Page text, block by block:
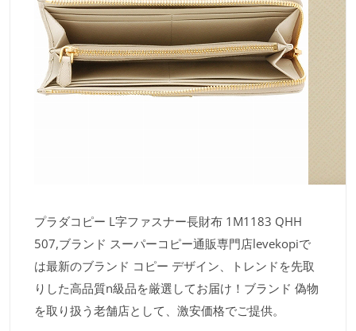
プラダコピー L字ファスナー長財布 1M1183 QHH
507,ブランド スーパーコピー通販専門店levekopiで
は最新のブランド コピー デザイン、トレンドを先取
りした高品質n級品を厳選してお届け！ブランド 偽物
を取り扱う老舗店として、激安価格でご提供。